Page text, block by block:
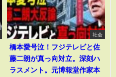
社会
橋本愛号泣！フジテレビと佐
藤二朗が真っ向対立。深刻ハ
ラスメント。元博報堂作家本